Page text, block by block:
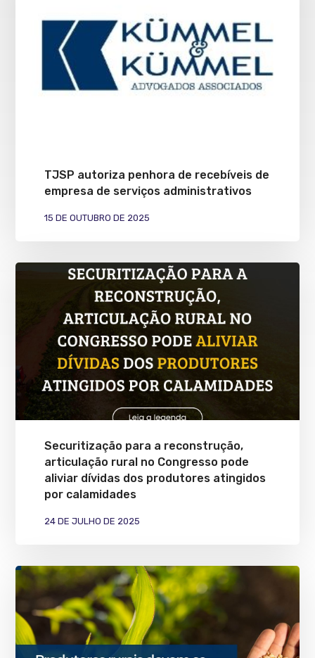
TJSP autoriza penhora de recebíveis de
empresa de serviços administrativos
15 DE OUTUBRO DE 2025
Securitização para a reconstrução,
articulação rural no Congresso pode
aliviar dívidas dos produtores atingidos
por calamidades
24 DE JULHO DE 2025